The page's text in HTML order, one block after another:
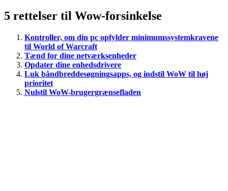
5 rettelser til Wow-forsinkelse
Kontroller, om din pc opfylder minimumssystemkravene
til World of Warcraft
Tænd for dine netværksenheder
Opdater dine enhedsdrivere
Luk båndbreddesøgningsapps, og indstil WoW til høj
prioritet
Nulstil WoW-brugergrænsefladen